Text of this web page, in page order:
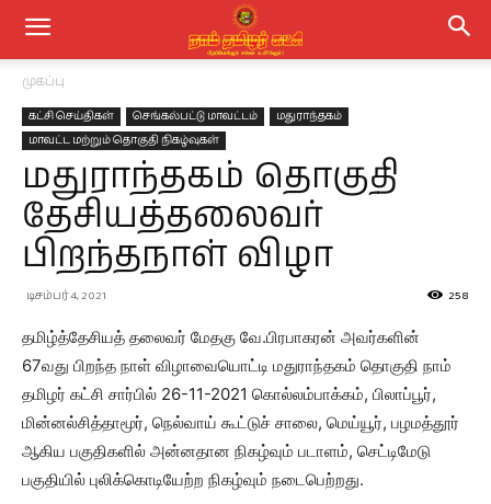
முகப்பு
கட்சி செய்திகள் செங்கல்பட்டு மாவட்டம்
மதுராந்தகம்
மாவட்ட மற்றும் தொகுதி நிகழ்வுகள்
மதுராந்தகம் தொகுதி
தேசியத்தலைவர்
பிறந்தநாள் விழா
டிசம்பர் 4, 2021 258
தமிழ்த்தேசியத் தலைவர் மேதகு வே.பிரபாகரன் அவர்களின்
67வது பிறந்த நாள் விழாவையொட்டி மதுராந்தகம் தொகுதி நாம்
தமிழர் கட்சி சார்பில் 26-11-2021 கொல்லம்பாக்கம், பிலாப்பூர்,
மின்னல்சித்தாமூர், நெல்வாய் கூட்டுச் சாலை, மெய்யூர், பழமத்தூர்
ஆகிய பகுதிகளில் அன்னதான நிகழ்வும் படாளம், செட்டிமேடு
பகுதியில் புலிக்கொடியேற்ற நிகழ்வும் நடைபெற்றது.